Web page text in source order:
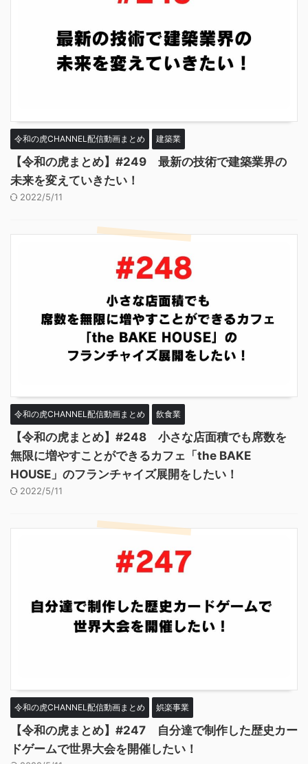
令和の虎CHANNEL配信動画まとめ 建築業
【令和の虎まとめ】#249 最新の技術で建築業界の
未来を変えていきたい！
2022/5/11
令和の虎CHANNEL配信動画まとめ 飲食業
【令和の虎まとめ】#248 小さな店面積でも席数を
無限に増やすことができるカフェ「the BAKE
HOUSE」のフランチャイズ展開をしたい！
2022/5/11
令和の虎CHANNEL配信動画まとめ 娯楽事業
【令和の虎まとめ】#247 自分達で制作した歴史カー
ドゲームで世界大会を開催したい！